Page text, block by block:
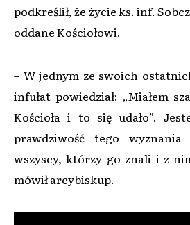
podkreślił, że życie ks. inf.
oddane Kościołowi.
– W jednym ze swoich
infułat powiedział: „Miałem
Kościoła i to się udało”.
prawdziwość tego
wszyscy, którzy go znali i z
mówił arcybiskup.